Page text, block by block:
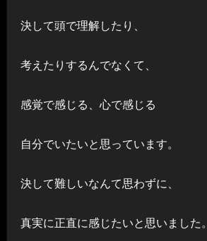
決して頭で理解したり、
考えたりするんでなくて、
感覚で感じる、心で感じる
自分でいたいと思っています。
決して難しいなんて思わずに、
真実に正直に感じたいと思いました。